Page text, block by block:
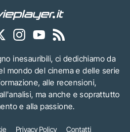
inesauribili, ci dedichiamo da
mondo del cinema e delle serie
alle recensioni,
ma anche e soprattutto
e alla passione.
Privacy Policy Contatti